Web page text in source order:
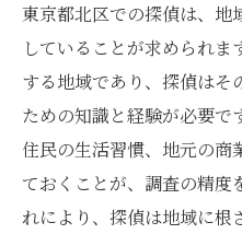
東京都北区での探偵は、地
していることが求められ
する地域であり、探偵はそ
ための知識と経験が必要で
住民の生活習慣、地元の商
ておくことが、調査の精度
れにより、探偵は地域に根